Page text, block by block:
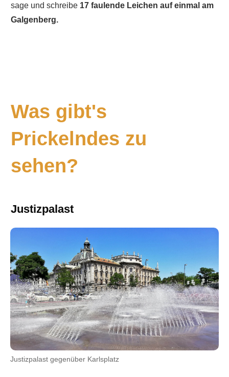
sage und schreibe 17 faulende Leichen auf einmal am
Galgenberg.
Was gibt's
Prickelndes zu
sehen?
Justizpalast
Justizpalast gegenüber Karlsplatz